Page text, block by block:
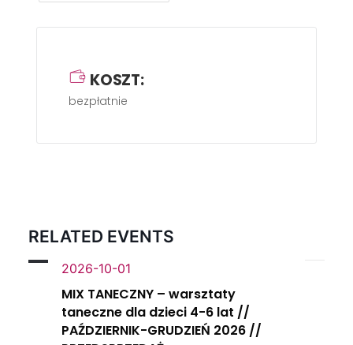
KOSZT:
bezpłatnie
RELATED EVENTS
2026-10-01
MIX TANECZNY – warsztaty
taneczne dla dzieci 4-6 lat //
PAŹDZIERNIK-GRUDZIEŃ 2026 //